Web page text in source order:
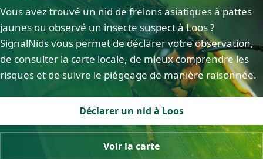
Vous avez trouvé un nid de frelons asiatiques à pattes
jaunes ou observé un insecte suspect à Loos ?
SignalNids vous permet de déclarer votre observation,
de consulter la carte locale, de mieux comprendre les
risques et de suivre le piégeage de manière raisonnée.
Déclarer un nid à Loos
Voir la carte